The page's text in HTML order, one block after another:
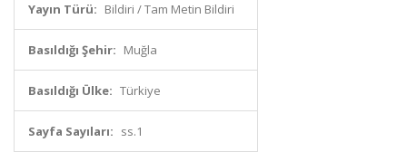
Yayın Türü: Bildiri / Tam Metin Bildiri
Basıldığı Şehir: Muğla
Basıldığı Ülke: Türkiye
Sayfa Sayıları: ss.1